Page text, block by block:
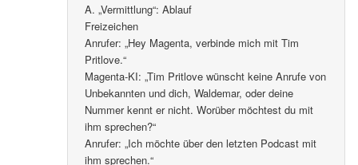
A. „Vermittlung“: Ablauf
Freizeichen
Anrufer: „Hey Magenta, verbinde mich mit Tim
Pritlove.“
Magenta-KI: „Tim Pritlove wünscht keine Anrufe von
Unbekannten und dich, Waldemar, oder deine
Nummer kennt er nicht. Worüber möchtest du mit
ihm sprechen?“
Anrufer: „Ich möchte über den letzten Podcast mit
ihm sprechen.“